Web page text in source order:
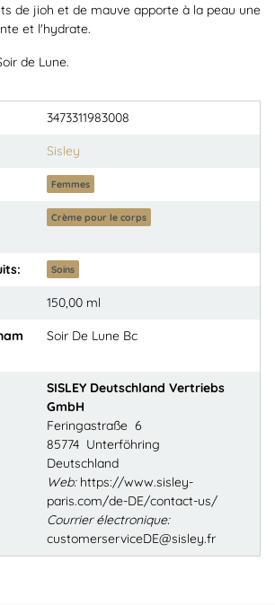
de jioh et de mauve apporte à la peau une
et l'hydrate.
de Lune.
3473311983008
Sisley
Femmes
Crème pour le corps
Soins
150,00 ml
Soir De Lune Bc
SISLEY Deutschland Vertriebs
GmbH
Feringastraße 6
85774 Unterföhring
Deutschland
Web:https://www.sisley-
paris.com/de-DE/contact-us/
Courrier électronique:
customerserviceDE@sisley.fr